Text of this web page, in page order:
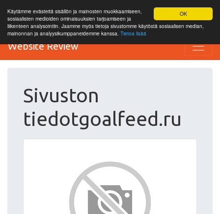
OK
Käytämme evästeitä sisällön ja mainosten muokkaamiseen,
sosiaalisten medioiden ominaisuuksien tarjoamiseen ja
liikenteen analysointiin. Jaamme myös tietoja sivustomme käytöstä sosiaalisen median,
mainonnan ja analyysikumppaneidemme kanssa. Tietoa lisää
Website Review
Sivuston
tiedotgoalfeed.ru